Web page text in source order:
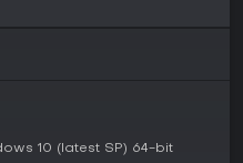
Creative und
gibt's nicht - perfekt zum
10 (latest SP) 64-bit